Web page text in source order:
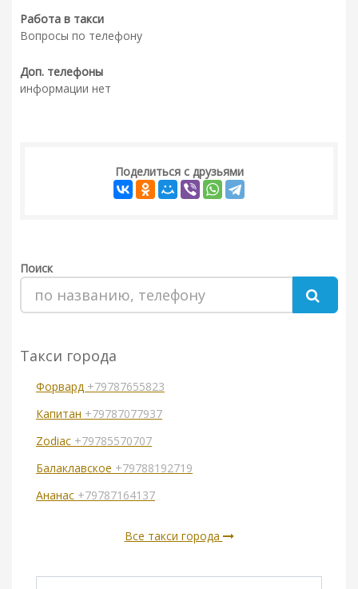
Работа в такси
Вопросы по телефону
Доп. телефоны
информации нет
Поделиться с друзьями
Поиск
Такси города
Форвард +79787655823
Капитан +79787077937
Zodiac +79785570707
Балаклавское +79788192719
Ананас +79787164137
Все такси города